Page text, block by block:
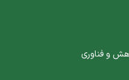
و فناوری